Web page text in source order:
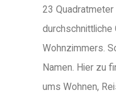
23
durchschnittliche
Wohnzimmers.
Namen. Hier zu
ums Wohnen,